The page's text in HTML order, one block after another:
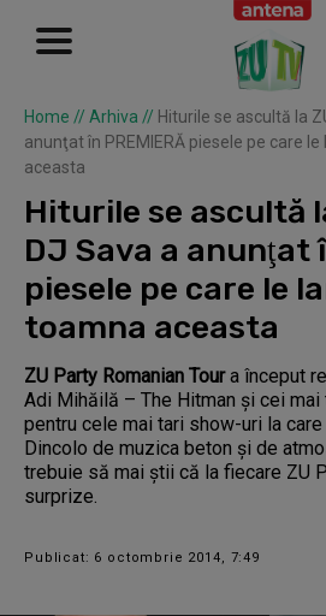
Home // Arhiva // Hiturile se ascultă la
anunţat în PREMIERĂ piesele pe care
aceasta
Hiturile se ascultă
DJ Sava a anunţat
piesele pe care le
toamna aceasta
ZU Party Romanian Toura început
Adi Mihăilă – The Hitman şi cei
pentru cele mai tari show-uri la
Dincolo de muzica beton şi de
trebuie să mai ştii că la fiecare ZU
surprize.
Publicat: 6 octombrie 2014, 7:49